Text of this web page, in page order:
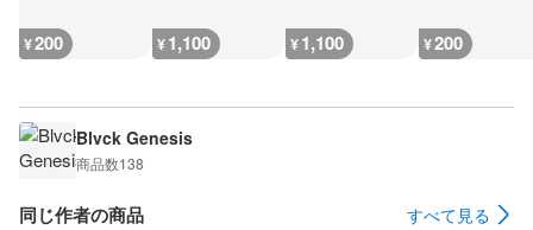
¥200 ¥1,100 ¥1,100 ¥200
Blvck Genesis
商品数138
同じ作者の商品 すべて見る